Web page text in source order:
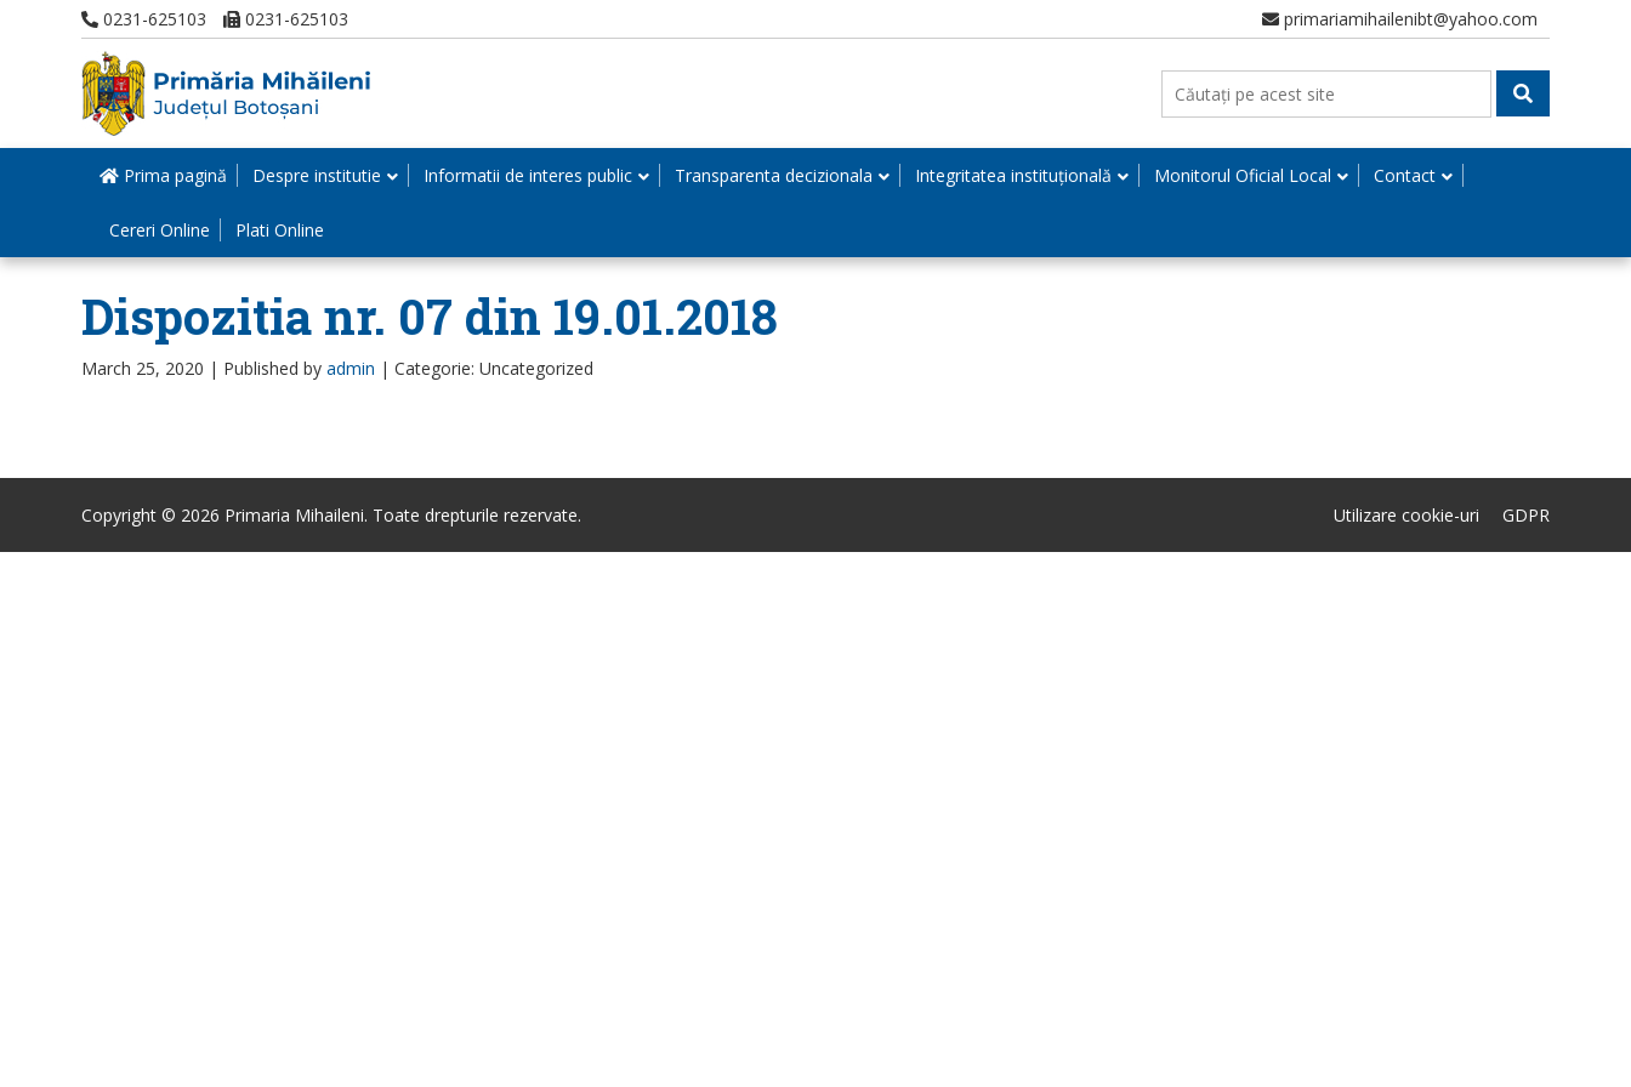
0231-625103 0231-625103 primariamihailenibt@yahoo.com
Prima pagină Despre institutie Informatii de interes public Transparenta decizionala Integritatea instituțională Monitorul Oficial Local Contact
Cereri Online Plati Online
Dispozitia nr. 07 din 19.01.2018
March 25, 2020 | Published by admin | Categorie: Uncategorized
Copyright © 2026 Primaria Mihaileni. Toate drepturile rezervate. Utilizare cookie-uri GDPR